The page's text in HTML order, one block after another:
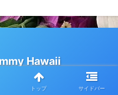
Hawaii
Hawaii.
トップ サイドバー